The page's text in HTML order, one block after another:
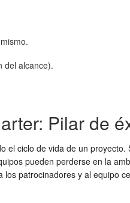
del alcance).
Pilar de
ciclo de vida de un
pueden perderse en la
los patrocinadores y al equipo